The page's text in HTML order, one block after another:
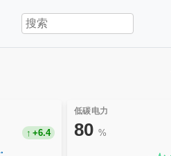
+6.4
低碳电力
80 %